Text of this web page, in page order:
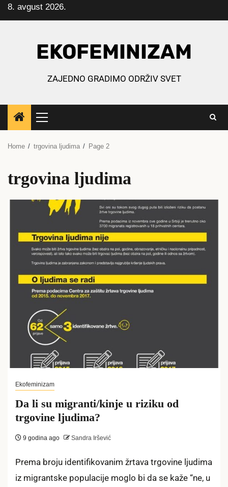
Skip
to
8. avgust 2026.
EKOFEMINIZAM
ZAJEDNO GRADIMO ODRŽIV SVET
Primary
Menu
Home trgovina ljudima Page 2
trgovina ljudima
Ekofeminizam
Da li su migranti/kinje u riziku od
trgovine ljudima?
9 godina ago Sandra Iršević
Prema broju identifikovanim žrtava trgovine ljudima
iz migrantske populacije moglo bi da se kaže “ne, u